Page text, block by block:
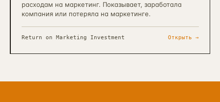
расходам на маркетинг. Показывает, заработала
компания или потеряла на маркетинге.
Return on Marketing Investment Открыть →